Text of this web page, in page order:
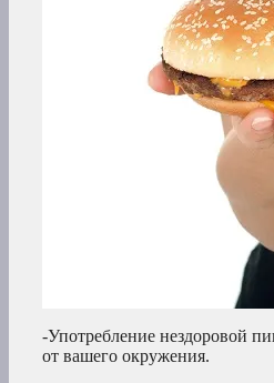
-Употребление нездоровой
от вашего окружения.